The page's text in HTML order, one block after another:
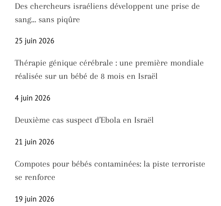
Des chercheurs israéliens développent une prise de
sang… sans piqûre
25 juin 2026
Thérapie génique cérébrale : une première mondiale
réalisée sur un bébé de 8 mois en Israël
4 juin 2026
Deuxième cas suspect d’Ebola en Israël
21 juin 2026
Compotes pour bébés contaminées: la piste terroriste
se renforce
19 juin 2026